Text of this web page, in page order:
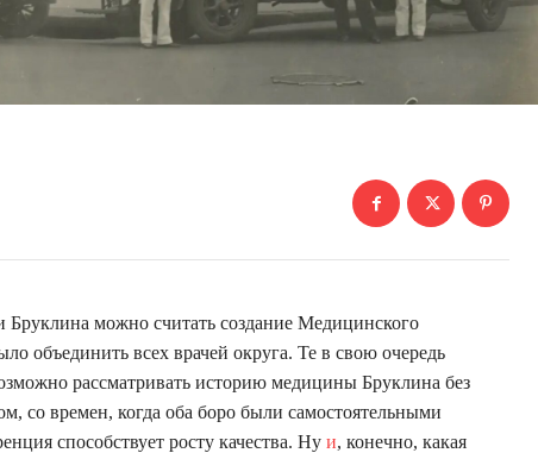
можно считать создание Медицинского
объединить всех врачей округа. Те в свою очередь
рассматривать историю медицины Бруклина без
со времен, когда оба боро были самостоятельными
способствует росту качества. Ну и, конечно, какая